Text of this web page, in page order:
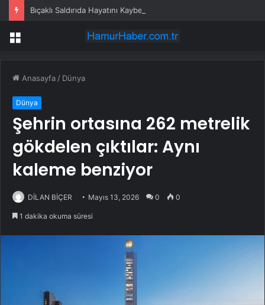
Menü
Anasayfa / Dünya
Dünya
Şehrin ortasına 262 metrelik
gökdelen çıktılar: Aynı
kaleme benziyor
DİLAN BİÇER Mayıs 13, 2026 0 0
1 dakika okuma süresi